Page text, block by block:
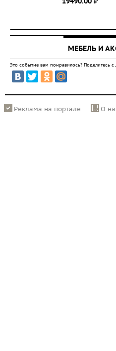
МЕБЕЛЬ И
Это событие вам понравилось? Поделитесь
Реклама на портале О